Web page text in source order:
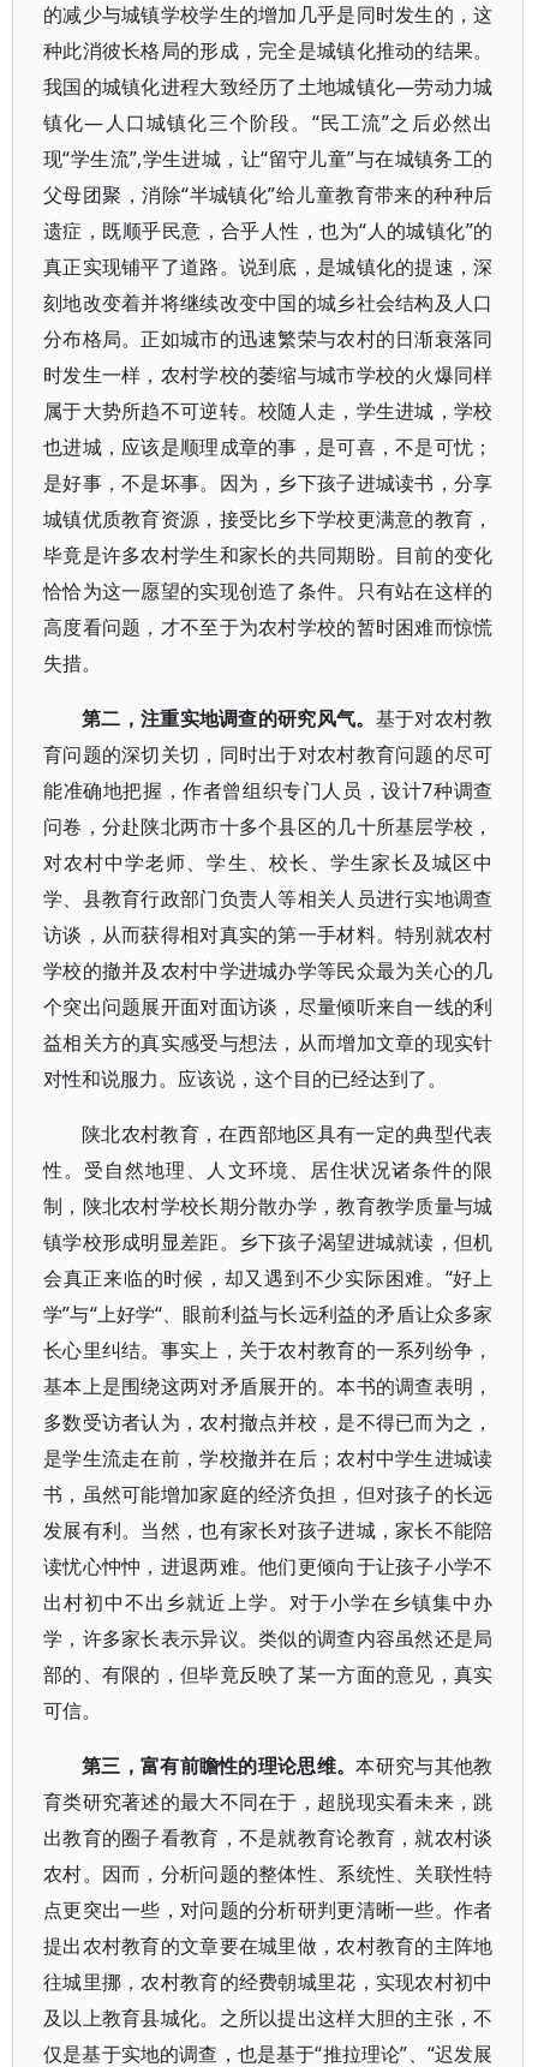
的减少与城镇学校学生的增加几乎是同时发生的，这
种此消彼长格局的形成，完全是城镇化推动的结果。
我国的城镇化进程大致经历了土地城镇化—劳动力城
镇化—人口城镇化三个阶段。“民工流”之后必然出
现“学生流”,学生进城，让“留守儿童”与在城镇务工的
父母团聚，消除“半城镇化”给儿童教育带来的种种后
遗症，既顺乎民意，合乎人性，也为“人的城镇化”的
真正实现铺平了道路。说到底，是城镇化的提速，深
刻地改变着并将继续改变中国的城乡社会结构及人口
分布格局。正如城市的迅速繁荣与农村的日渐衰落同
时发生一样，农村学校的萎缩与城市学校的火爆同样
属于大势所趋不可逆转。校随人走，学生进城，学校
也进城，应该是顺理成章的事，是可喜，不是可忧；
是好事，不是坏事。因为，乡下孩子进城读书，分享
城镇优质教育资源，接受比乡下学校更满意的教育，
毕竟是许多农村学生和家长的共同期盼。目前的变化
恰恰为这一愿望的实现创造了条件。只有站在这样的
高度看问题，才不至于为农村学校的暂时困难而惊慌
失措。
第二，注重实地调查的研究风气。 基于对农村教
育问题的深切关切，同时出于对农村教育问题的尽可
能准确地把握，作者曾组织专门人员，设计7种调查
问卷，分赴陕北两市十多个县区的几十所基层学校，
对农村中学老师、学生、校长、学生家长及城区中
学、县教育行政部门负责人等相关人员进行实地调查
访谈，从而获得相对真实的第一手材料。特别就农村
学校的撤并及农村中学进城办学等民众最为关心的几
个突出问题展开面对面访谈，尽量倾听来自一线的利
益相关方的真实感受与想法，从而增加文章的现实针
对性和说服力。应该说，这个目的已经达到了。
陕北农村教育，在西部地区具有一定的典型代表
性。受自然地理、人文环境、居住状况诸条件的限
制，陕北农村学校长期分散办学，教育教学质量与城
镇学校形成明显差距。乡下孩子渴望进城就读，但机
会真正来临的时候，却又遇到不少实际困难。“好上
学”与“上好学“、眼前利益与长远利益的矛盾让众多家
长心里纠结。事实上，关于农村教育的一系列纷争，
基本上是围绕这两对矛盾展开的。本书的调查表明，
多数受访者认为，农村撤点并校，是不得已而为之，
是学生流走在前，学校撤并在后；农村中学生进城读
书，虽然可能增加家庭的经济负担，但对孩子的长远
发展有利。当然，也有家长对孩子进城，家长不能陪
读忧心忡忡，进退两难。他们更倾向于让孩子小学不
出村初中不出乡就近上学。对于小学在乡镇集中办
学，许多家长表示异议。类似的调查内容虽然还是局
部的、有限的，但毕竟反映了某一方面的意见，真实
可信。
第三，富有前瞻性的理论思维。本研究与其他教
育类研究著述的最大不同在于，超脱现实看未来，跳
出教育的圈子看教育，不是就教育论教育，就农村谈
农村。因而，分析问题的整体性、系统性、关联性特
点更突出一些，对问题的分析研判更清晰一些。作者
提出农村教育的文章要在城里做，农村教育的主阵地
往城里挪，农村教育的经费朝城里花，实现农村初中
及以上教育县城化。之所以提出这样大胆的主张，不
仅是基于实地的调查，也是基于“推拉理论”、“迟发展